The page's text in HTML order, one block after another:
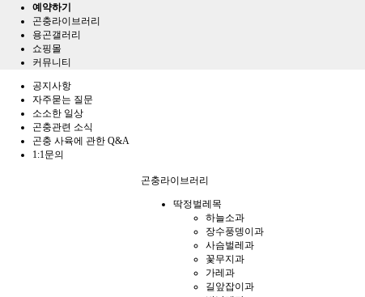
예약하기
곤충라이브러리
용곤갤러리
쇼핑몰
커뮤니티
공지사항
자주묻는 질문
소소한 일상
곤충관련 소식
곤충 사육에 관한 Q&A
1:1문의
곤충라이브러리
딱정벌레목
하늘소과
장수풍뎅이과
사슴벌레과
꽃무지과
가레과
길앞잡이과